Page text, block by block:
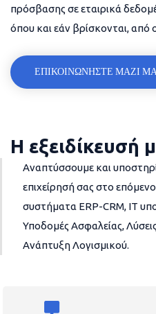
πρόσβασης σε εταιρικά
όπου και εάν βρίσκονται, από
ΕΠΙΚΟΙΝΩΝΗΣΤΕ ΜΑΖΙ
Η εξειδίκευσή
Αναπτύσσουμε και
επιχείρησή σας στο
συστήματα ERP-CRM, IT
Υποδομές Ασφαλείας,
Ανάπτυξη Λογισμικού.